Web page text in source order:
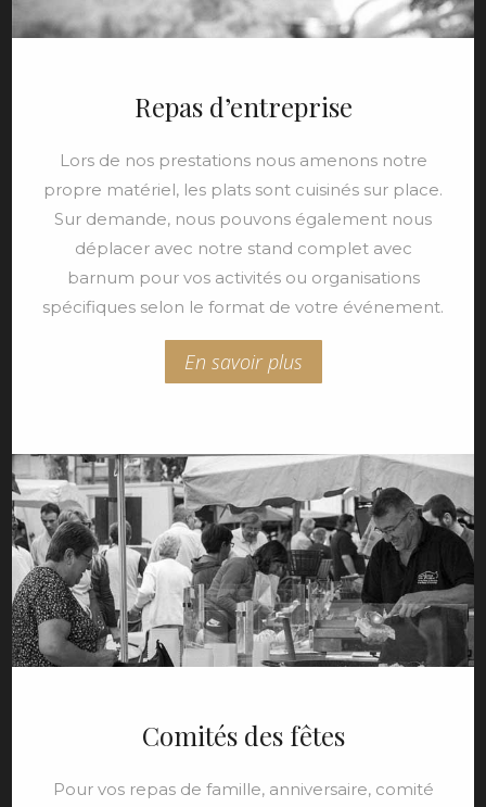
Repas d’entreprise
Lors de nos prestations nous amenons notre
propre matériel, les plats sont cuisinés sur place.
Sur demande, nous pouvons également nous
déplacer avec notre stand complet avec
barnum pour vos activités ou organisations
spécifiques selon le format de votre événement.
En savoir plus
Comités des fêtes
Pour vos repas de famille, anniversaire, comité